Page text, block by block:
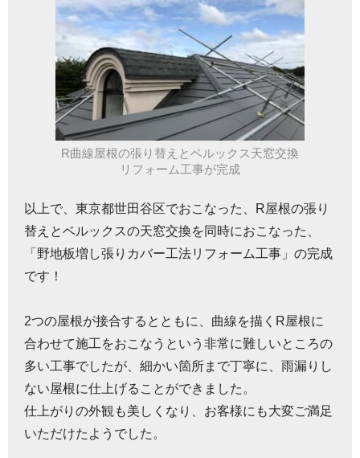
R曲線屋根の張り替えとベルックス天窓交換
リフォーム工事が完成
以上で、東京都世田谷区でおこなった、R屋根の張り
替えとベルックスの天窓交換を同時におこなった、
「野地板増し張りカバー工法リフォーム工事」の完成
です！
2つの屋根が接合するとともに、曲線を描くR屋根に
合わせて施工をおこなうという非常に難しいところの
多い工事でしたが、細かい箇所まで丁寧に、雨漏りし
ない屋根に仕上げることができました。
仕上がりの外観も美しくなり、お客様にも大変ご満足
いただけたようでした。